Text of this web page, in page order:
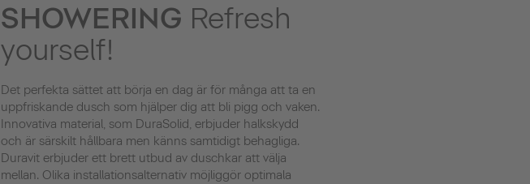
SHOWERING Refresh
yourself!
Det perfekta sättet att börja en dag är för många att ta en
uppfriskande dusch som hjälper dig att bli pigg och vaken.
Innovativa material, som DuraSolid, erbjuder halkskydd
och är särskilt hållbara men känns samtidigt behagliga.
Duravit erbjuder ett brett utbud av duschkar att välja
mellan. Olika installationsalternativ möjliggör optimala